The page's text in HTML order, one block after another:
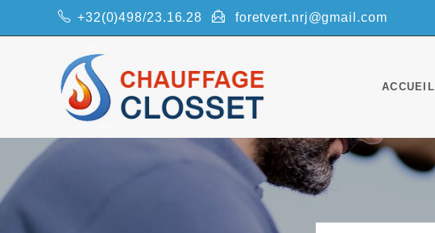
+32(0)498/23.16.28 foretvert.nrj@gmail.com
ACCUEIL